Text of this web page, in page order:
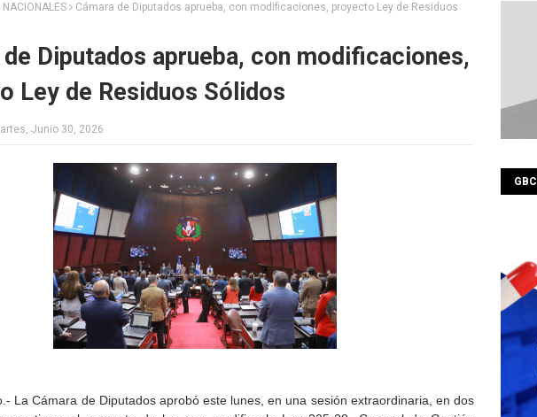
NACIONALES
Cámara de Diputados aprueba, con modificaciones, proyecto Ley de Residuos
de Diputados aprueba, con modificaciones,
Ley de Residuos Sólidos
Junio 30, 2026
La Cámara de Diputados aprobó este lunes, en una sesión extraordinaria, en dos
GBC